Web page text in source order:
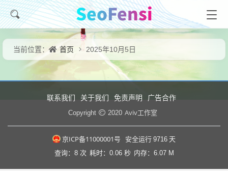
当前位置： 首页 2025年10月5日
联系我们 关于我们 免责声明 广告合作
Copyright 2020 Aviv工作室
京ICP备11000001号 安全运行 9716 天
查询：8 次 耗时：0.06 秒 内存：6.07 M